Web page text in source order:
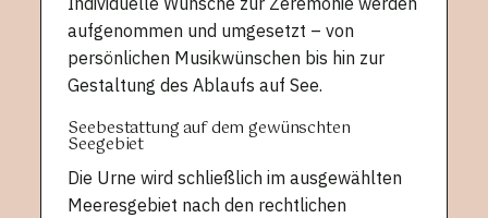
aufgenommen und umgesetzt – von
persönlichen Musikwünschen bis hin zur
Gestaltung des Ablaufs auf See.
Seebestattung auf dem gewünschten
Seegebiet
Die Urne wird schließlich im ausgewählten
Meeresgebiet nach den rechtlichen